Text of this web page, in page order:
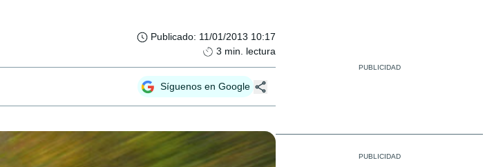
Publicado: 11/01/2013 10:17
3 min. lectura
Síguenos en Google